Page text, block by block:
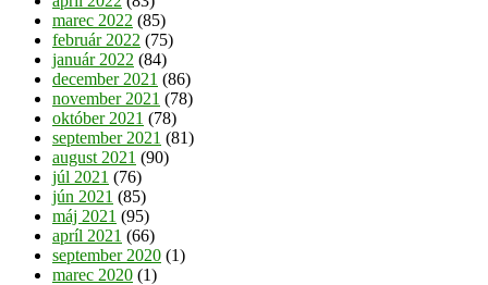
marec 2022 (85)
február 2022 (75)
január 2022 (84)
december 2021 (86)
november 2021 (78)
október 2021 (78)
september 2021 (81)
august 2021 (90)
júl 2021 (76)
jún 2021 (85)
máj 2021 (95)
apríl 2021 (66)
september 2020 (1)
marec 2020 (1)